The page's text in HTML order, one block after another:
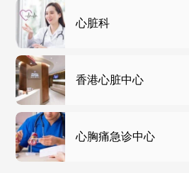
心脏科
香港心脏中心
心胸痛急诊中心